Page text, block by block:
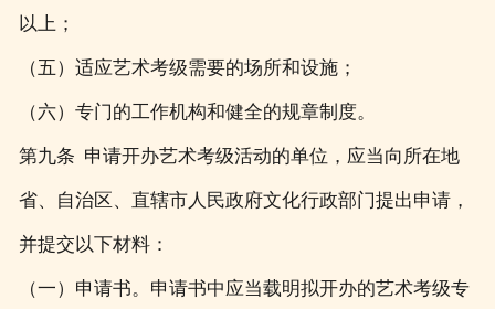
以上；
（五）适应艺术考级需要的场所和设施；
（六）专门的工作机构和健全的规章制度。
第九条 申请开办艺术考级活动的单位，应当向所在地
省、自治区、直辖市人民政府文化行政部门提出申请，
并提交以下材料：
（一）申请书。申请书中应当载明拟开办的艺术考级专